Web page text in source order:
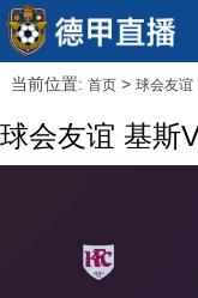
当前位置: 首页> 球会友谊
球会友谊 基斯